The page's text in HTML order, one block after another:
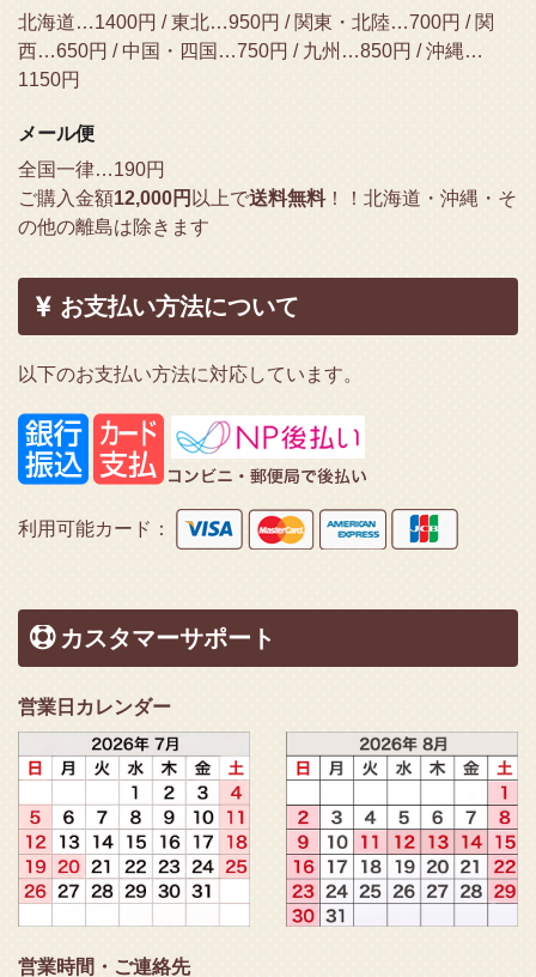
北海道…1400円 / 東北…950円 / 関東・北陸…700円 / 関
西…650円 / 中国・四国…750円 / 九州…850円 / 沖縄…
1150円
メール便
全国一律…190円
ご購入金額12,000円 以上で送料無料！！ 北海道・沖縄・そ
の他の離島は除きます
お支払い方法について
以下のお支払い方法に対応しています。
利用可能カード：
カスタマーサポート
営業日カレンダー
営業時間・ご連絡先